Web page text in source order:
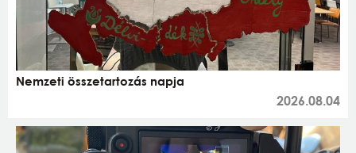
Nemzeti összetartozás napja
2026.08.04